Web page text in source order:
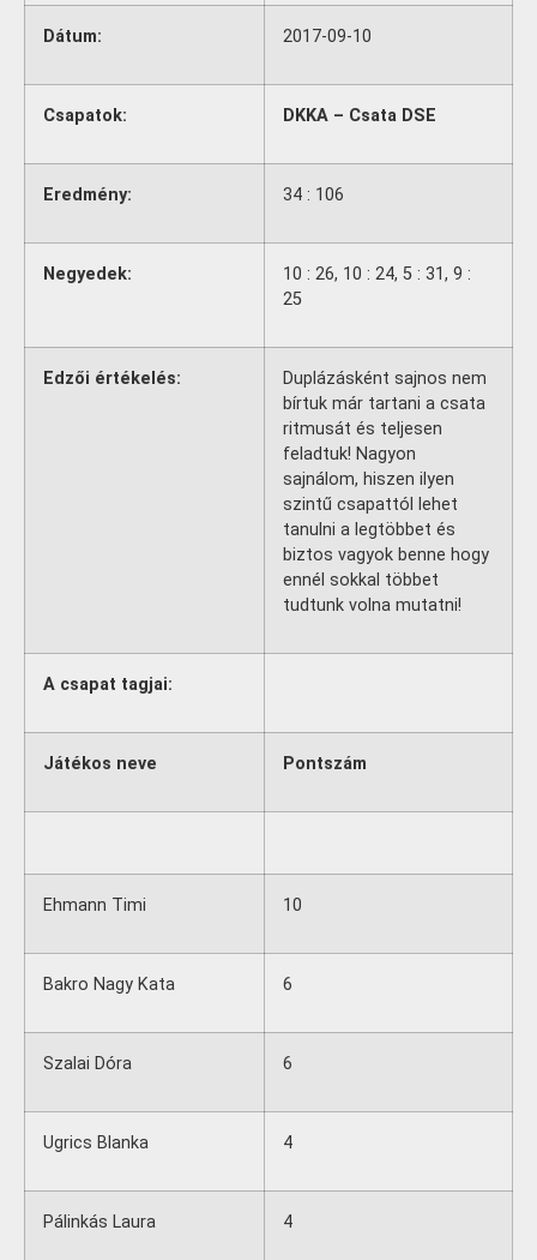
Dátum: 2017-09-10
Csapatok: DKKA – Csata DSE
Eredmény: 34 : 106
Negyedek:
10 : 26, 10 : 24, 5 : 31, 9 :
25
Edzői értékelés:
Duplázásként sajnos nem
bírtuk már tartani a csata
ritmusát és teljesen
feladtuk! Nagyon
sajnálom, hiszen ilyen
szintű csapattól lehet
tanulni a legtöbbet és
biztos vagyok benne hogy
ennél sokkal többet
tudtunk volna mutatni!
A csapat tagjai:
Játékos neve Pontszám
Ehmann Timi 10
Bakro Nagy Kata 6
Szalai Dóra 6
Ugrics Blanka 4
Pálinkás Laura 4